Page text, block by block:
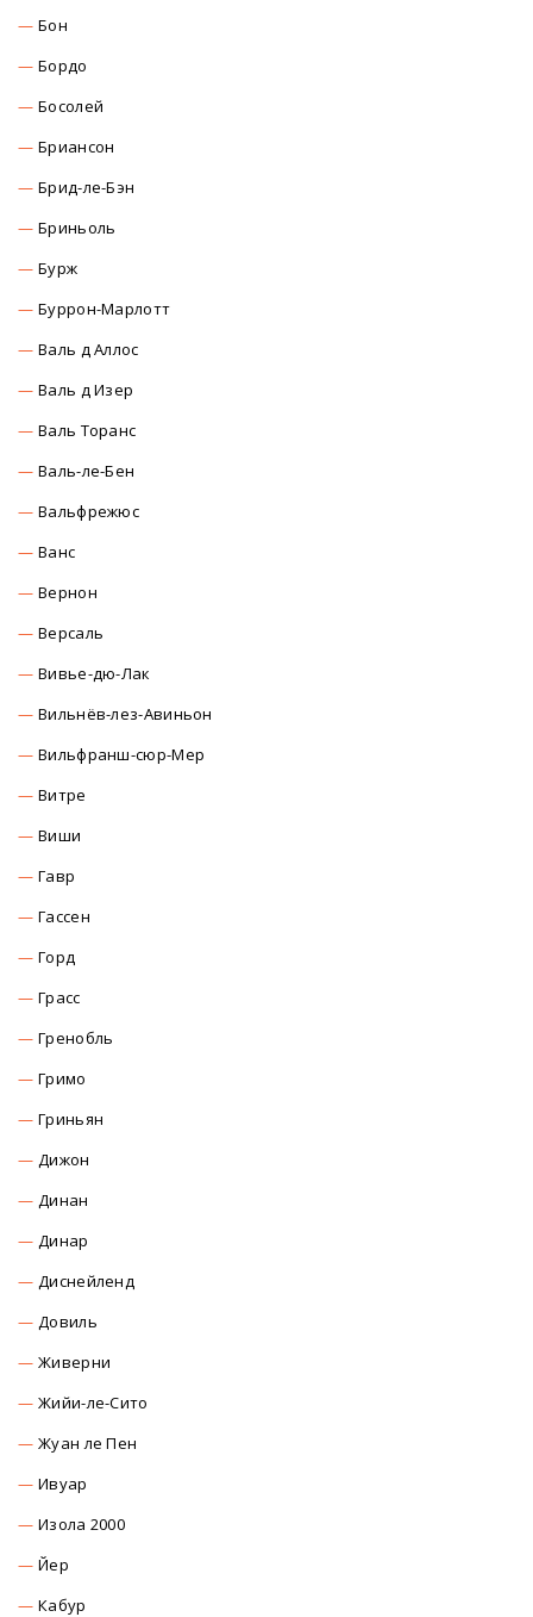
Бон
Бордо
Босолей
Бриансон
Брид-ле-Бэн
Бриньоль
Бурж
Буррон-Марлотт
Валь д Аллос
Валь д Изер
Валь Торанс
Валь-ле-Бен
Вальфрежюс
Ванс
Вернон
Версаль
Вивье-дю-Лак
Вильнёв-лез-Авиньон
Вильфранш-сюр-Мер
Витре
Виши
Гавр
Гассен
Горд
Грасс
Гренобль
Гримо
Гриньян
Дижон
Динан
Динар
Диснейленд
Довиль
Живерни
Жийи-ле-Сито
Жуан ле Пен
Ивуар
Изола 2000
Йер
Кабур